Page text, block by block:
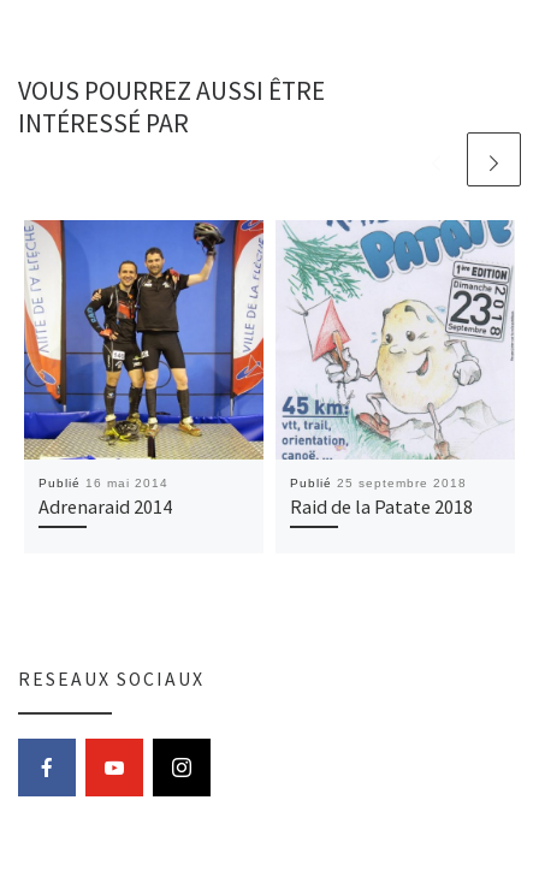
VOUS POURREZ AUSSI ÊTRE
INTÉRESSÉ PAR
Publié 16 mai 2014
Adrenaraid 2014
Publié 25 septembre 2018
Raid de la Patate 2018
RESEAUX SOCIAUX